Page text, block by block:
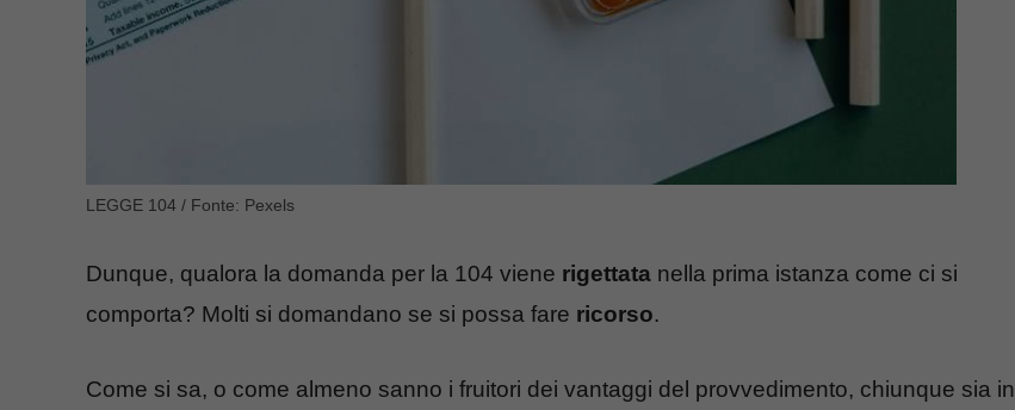
LEGGE 104 / Fonte: Pexels
Dunque, qualora la domanda per la 104 viene rigettata nella prima istanza come ci si
comporta? Molti si domandano se si possa fare ricorso.
Come si sa, o come almeno sanno i fruitori dei vantaggi del provvedimento, chiunque sia in